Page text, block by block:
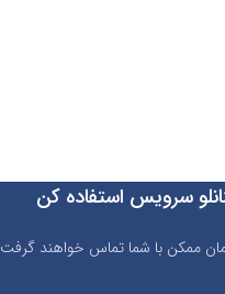
سرویس استفاده کن
ممکن با شما تماس خواهند گرفت